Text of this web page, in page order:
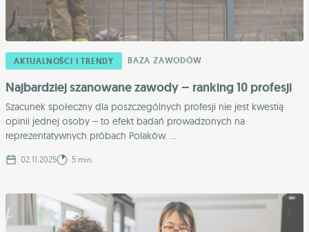
AKTUALNOŚCI I TRENDY BAZA ZAWODÓW
Najbardziej szanowane zawody – ranking 10 profesji
Szacunek społeczny dla poszczególnych profesji nie jest kwestią
opinii jednej osoby – to efekt badań prowadzonych na
reprezentatywnych próbach Polaków. ...
02.11.2025 5 min.